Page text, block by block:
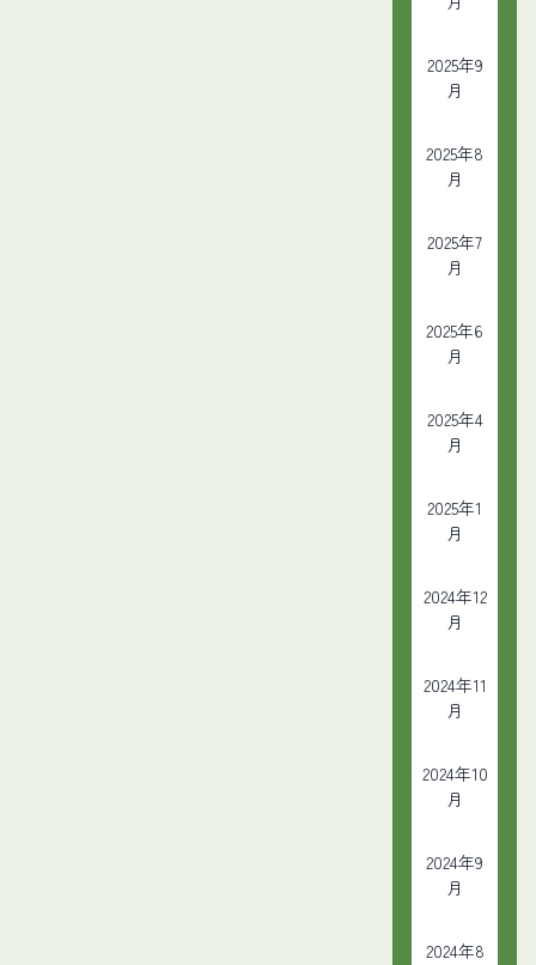
2025年9
月
2025年8
月
2025年7
月
2025年6
月
2025年4
月
2025年1
月
2024年12
月
2024年11
月
2024年10
月
2024年9
月
2024年8